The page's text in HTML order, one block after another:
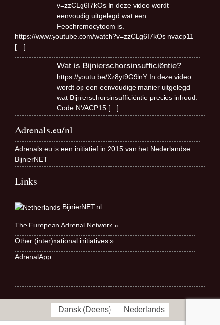
v=zzCLg6I7kOs In deze video wordt
eenvoudig uitgelegd wat een
Feochromocytoom is.
https://www.youtube.com/watch?v=zzCLg6I7kOs nvacp11
[…]
Wat is Bijnierschorsinsufficiëntie?
https://youtu.be/Xz8yt9G9lnY In deze video
wordt op een eenvoudige manier uitgelegd
wat Bijnierschorsinsufficiëntie precies inhoud.
Code NVACP15[…]
Adrenals.eu/nl
Adrenals.eu is een initiatief in 2015 van het Nederlandse
BijnierNET
Links
BijnierNET.nl
The European Adrenal Network »
Other (inter)national initiatives »
AdrenalApp
Dansk (Deens) Nederlands